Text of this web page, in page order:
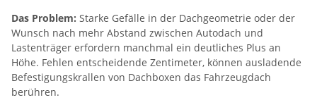
Das Problem: Starke Gefälle in der Dachgeometrie oder der
Wunsch nach mehr Abstand zwischen Autodach und
Lastenträger erfordern manchmal ein deutliches Plus an
Höhe. Fehlen entscheidende Zentimeter, können ausladende
Befestigungskrallen von Dachboxen das Fahrzeugdach
berühren.